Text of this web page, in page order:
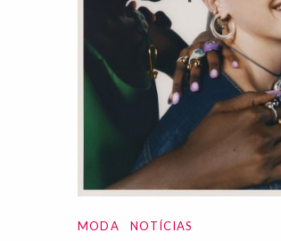
MODA NOTÍCIAS